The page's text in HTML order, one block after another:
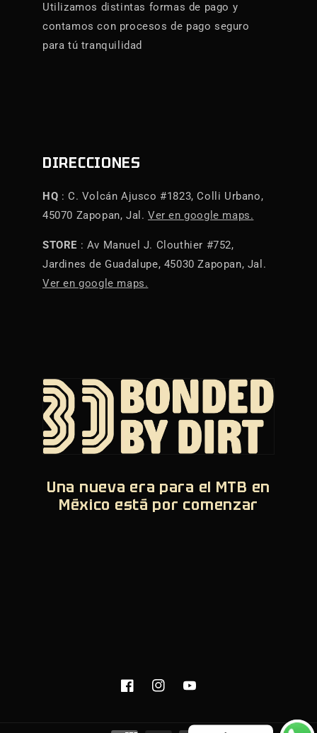
Utilizamos distintas formas de pago y
contamos con procesos de pago seguro
para tú tranquilidad
DIRECCIONES
HQ : C. Volcán Ajusco #1823, Colli Urbano,
45070 Zapopan, Jal. Ver en google maps.
STORE : Av Manuel J. Clouthier #752,
Jardines de Guadalupe, 45030 Zapopan, Jal.
Ver en google maps.
Una nueva era para el MTB en
México está por comenzar
FacebookInstagramYouTube